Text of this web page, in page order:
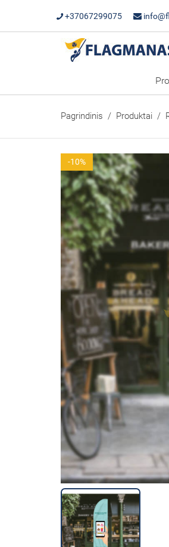
+37067299075
Pagrindinis Produktai
-10%